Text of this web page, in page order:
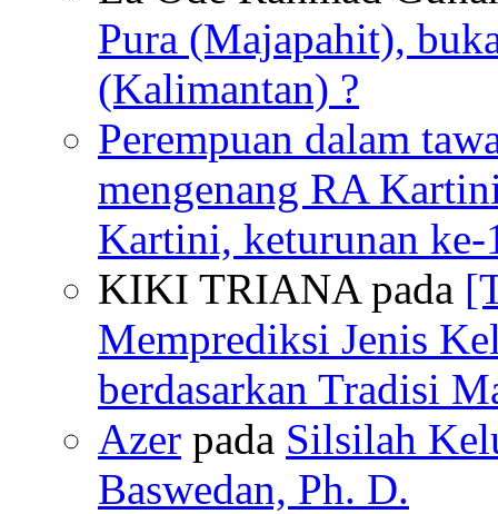
Pura (Majapahit),
(Kalimantan) ?
Perempuan dalam
mengenang RA
Kartini, keturunan
KIKI TRIANA pada
Memprediksi Jenis
berdasarkan Tradisi
Azer pada Silsilah
Baswedan, Ph. D.